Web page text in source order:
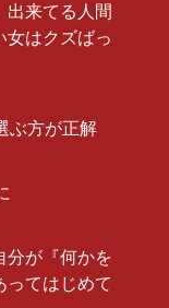
出来てる人間
女はクズばっ
ぶ方が正解
分が『何かを
ってはじめて